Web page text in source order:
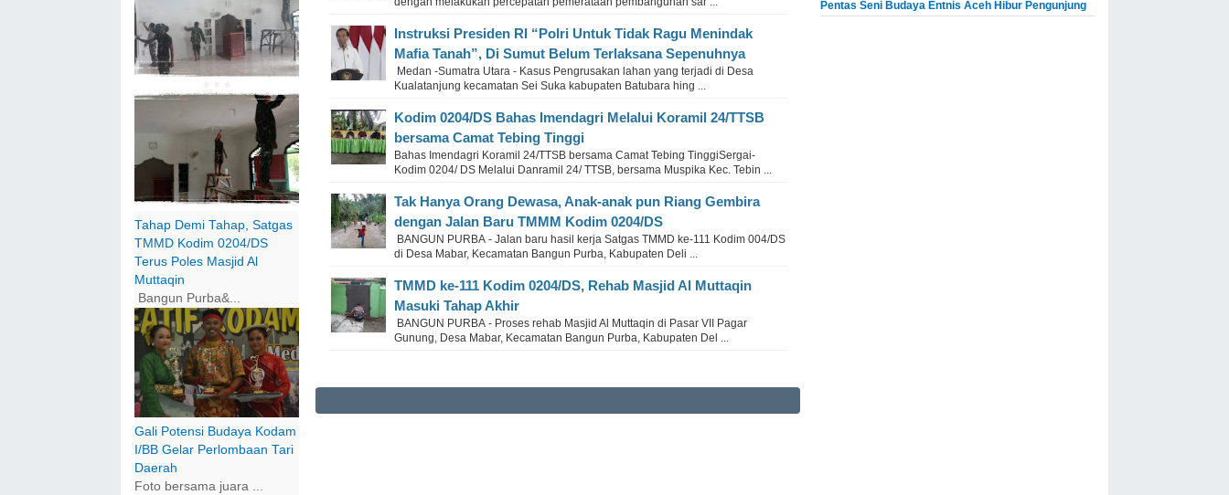
Tahap Demi Tahap, Satgas
TMMD Kodim 0204/DS
Terus Poles Masjid Al
Muttaqin
Bangun Purba&...
Gali Potensi Budaya Kodam
I/BB Gelar Perlombaan Tari
Daerah
Foto bersama juara ...
Instruksi Presiden RI “Polri Untuk Tidak Ragu Menindak
Mafia Tanah”, Di Sumut Belum Terlaksana Sepenuhnya
Medan -Sumatra Utara - Kasus Pengrusakan lahan yang terjadi di Desa
Kualatanjung kecamatan Sei Suka kabupaten Batubara hing ...
Kodim 0204/DS Bahas Imendagri Melalui Koramil 24/TTSB
bersama Camat Tebing Tinggi
Bahas Imendagri Koramil 24/TTSB bersama Camat Tebing TinggiSergai-
Kodim 0204/ DS Melalui Danramil 24/ TTSB, bersama Muspika Kec. Tebin ...
Tak Hanya Orang Dewasa, Anak-anak pun Riang Gembira
dengan Jalan Baru TMMM Kodim 0204/DS
BANGUN PURBA - Jalan baru hasil kerja Satgas TMMD ke-111 Kodim 004/DS
di Desa Mabar, Kecamatan Bangun Purba, Kabupaten Deli ...
TMMD ke-111 Kodim 0204/DS, Rehab Masjid Al Muttaqin
Masuki Tahap Akhir
BANGUN PURBA - Proses rehab Masjid Al Muttaqin di Pasar VII Pagar
Gunung, Desa Mabar, Kecamatan Bangun Purba, Kabupaten Del ...
Pentas Seni Budaya Entnis Aceh Hibur Pengunjung